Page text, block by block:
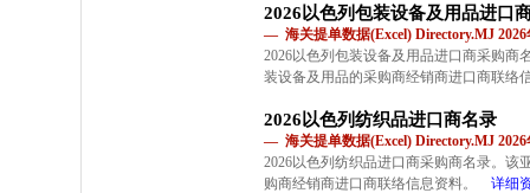
2026以色列包装设备及用品进口
— 海关提单数据(Excel) Directory.MJ 2026
2026以色列包装设备及用品进口商采购商
装设备及用品的采购商经销商进口商联络
2026以色列纺织品进口商名录
— 海关提单数据(Excel) Directory.MJ 2026
2026以色列纺织品进口商采购商名录。该
购商经销商进口商联络信息资料。
详细